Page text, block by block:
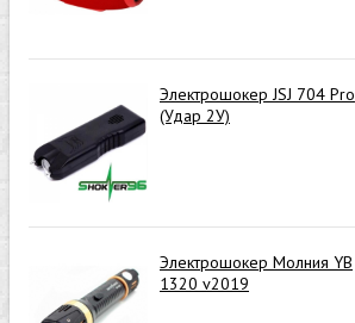
Электрошокер JSJ 704 Pro
(Удар 2У)
Электрошокер Молния YB
1320 v2019